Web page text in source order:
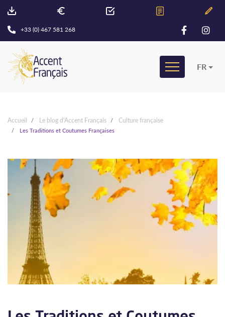
+33 (0) 467 581 268
FR
Accueil Le blog d'Accent Français Culture française
Les Traditions et Coutumes Françaises